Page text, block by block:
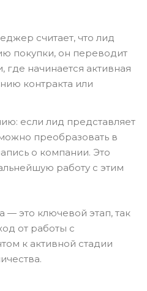
считает, что лид
покупки, он переводит
где начинается активная
контракта или
если лид представляет
преобразовать в
о компании. Это
работу с этим
— это ключевой этап, так
от работы с
к активной стадии